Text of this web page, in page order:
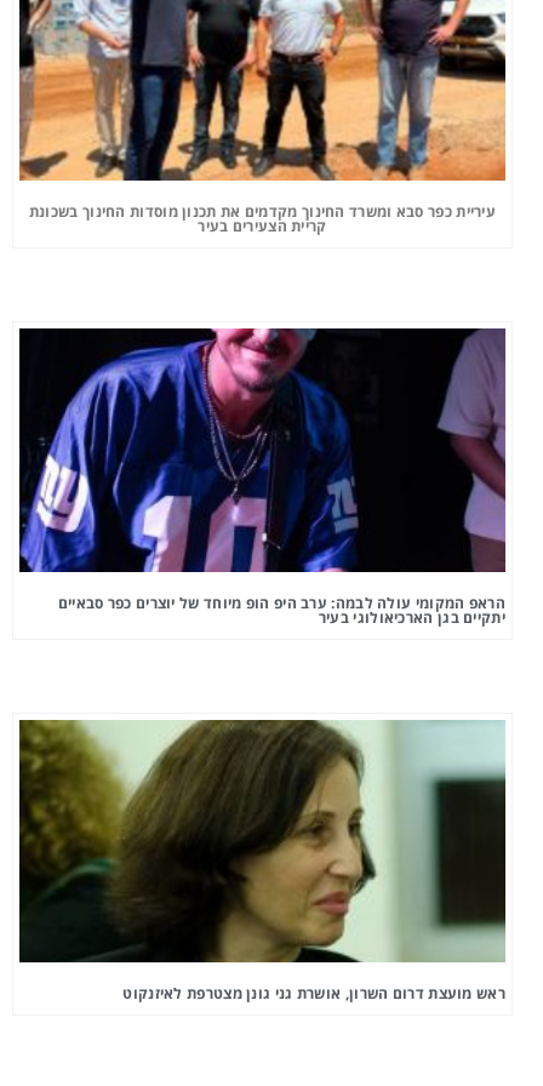
עיריית כפר סבא ומשרד החינוך מקדמים את תכנון מוסדות החינוך בשכונת
קריית הצעירים בעיר
הראפ המקומי עולה לבמה: ערב היפ הופ מיוחד של יוצרים כפר סבאיים
יתקיים בגן הארכיאולוגי בעיר
ראש מועצת דרום השרון, אושרת גני גונן מצטרפת לאיזנקוט